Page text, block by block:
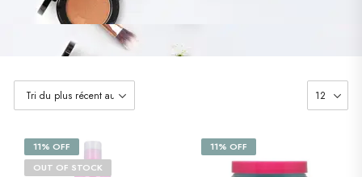
11% OFF
OUT OF STOCK
11% OFF